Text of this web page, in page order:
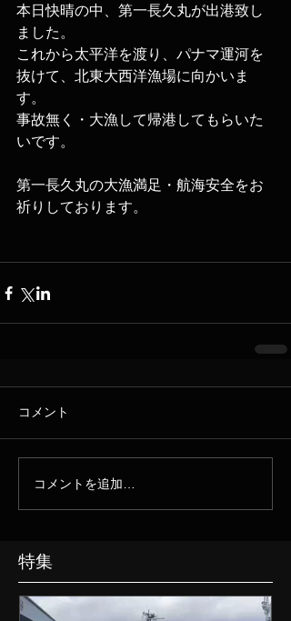
本日快晴の中、第一長久丸が出港致し
ました。
これから太平洋を渡り、パナマ運河を
抜けて、北東大西洋漁場に向かいま
す。
事故無く・大漁して帰港してもらいた
いです。
第一長久丸の大漁満足・航海安全をお
祈りしております。
コメント
コメントを追加…
特集